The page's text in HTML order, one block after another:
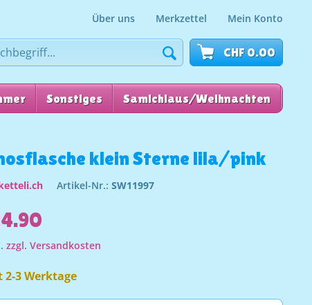
Über uns Merkzettel Mein Konto
CHF 0.00
Sonstiges Samichlaus/Weihnachten
klein Sterne lila/pink
Artikel-Nr.: SW11997
zzgl. Versandkosten
2-3 Werktage